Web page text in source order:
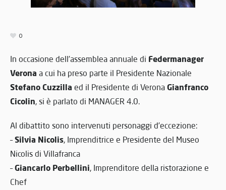
0
In occasione dell’assemblea annuale di Federmanager
Verona a cui ha preso parte il Presidente Nazionale
Stefano Cuzzilla ed il Presidente di Verona Gianfranco
Cicolin, si è parlato di MANAGER 4.0.
Al dibattito sono intervenuti personaggi d’eccezione:
–Silvia Nicolis, Imprenditrice e Presidente del Museo
Nicolis di Villafranca
–Giancarlo Perbellini, Imprenditore della ristorazione e
Chef